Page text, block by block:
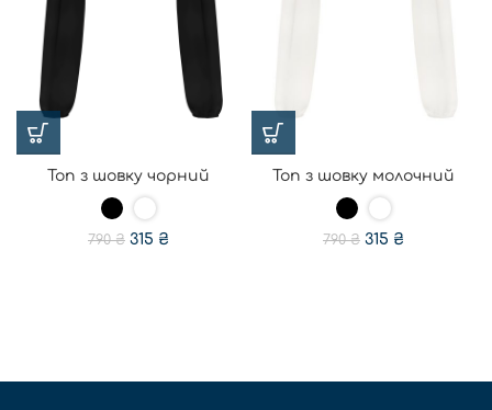
Топ з шовку чорний
790₴ 315 ₴
Топ з шовку молочний
790₴ 315 ₴